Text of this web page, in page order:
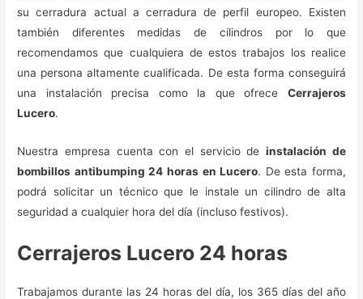
su cerradura actual a cerradura de perfil europeo. Existen
también diferentes medidas de cilindros por lo que
recomendamos que cualquiera de estos trabajos los realice
una persona altamente cualificada. De esta forma conseguirá
una instalación precisa como la que ofrece Cerrajeros
Lucero.
Nuestra empresa cuenta con el servicio deinstalación de
bombillos antibumping 24 horas en Lucero. De esta forma,
podrá solicitar un técnico que le instale un cilindro de alta
seguridad a cualquier hora del día (incluso festivos).
Cerrajeros Lucero 24 horas
Trabajamos durante las 24 horas del día, los 365 días del año